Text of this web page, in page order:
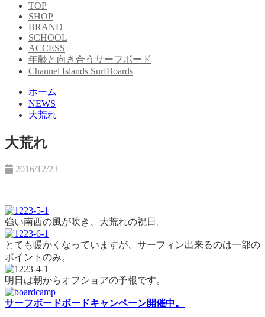
TOP
SHOP
BRAND
SCHOOL
ACCESS
年齢と向き合うサーフボード
Channel Islands SurfBoards
ホーム
NEWS
大荒れ
大荒れ
2016/12/23
強い南西の風が吹き、大荒れの祝日。
とても暖かくなっていますが、サーフィン出来るのは一部の
ポイントのみ。
明日は朝からオフショアの予報です。
サーフボードボードキャンペーン開催中。